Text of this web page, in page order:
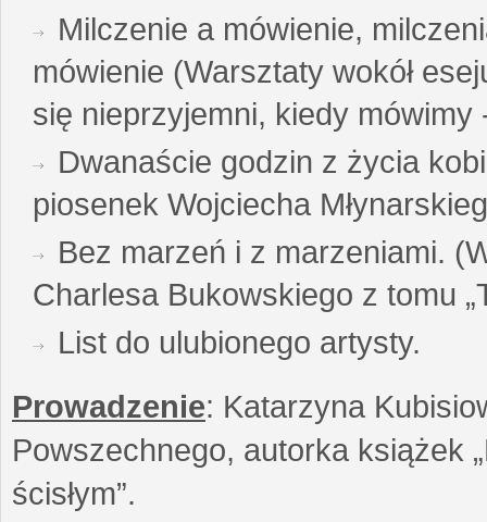
Milczenie a mówienie,
mówienie (Warsztaty wokół
się nieprzyjemni, kiedy mówimy
Dwanaście godzin z życia
piosenek Wojciecha
Bez marzeń i z marzeniami.
Charlesa Bukowskiego z tomu
List do ulubionego artysty.
Prowadzenie: Katarzyna
Powszechnego, autorka książek
ścisłym”.